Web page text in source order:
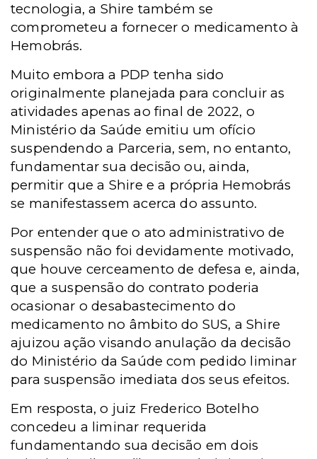
tecnologia, a Shire também se
comprometeu a fornecer o medicamento à
Hemobrás.
Muito embora a PDP tenha sido
originalmente planejada para concluir as
atividades apenas ao final de 2022, o
Ministério da Saúde emitiu um ofício
suspendendo a Parceria, sem, no entanto,
fundamentar sua decisão ou, ainda,
permitir que a Shire e a própria Hemobrás
se manifestassem acerca do assunto.
Por entender que o ato administrativo de
suspensão não foi devidamente motivado,
que houve cerceamento de defesa e, ainda,
que a suspensão do contrato poderia
ocasionar o desabastecimento do
medicamento no âmbito do SUS, a Shire
ajuizou ação visando anulação da decisão
do Ministério da Saúde com pedido liminar
para suspensão imediata dos seus efeitos.
Em resposta, o juiz Frederico Botelho
concedeu a liminar requerida
fundamentando sua decisão em dois